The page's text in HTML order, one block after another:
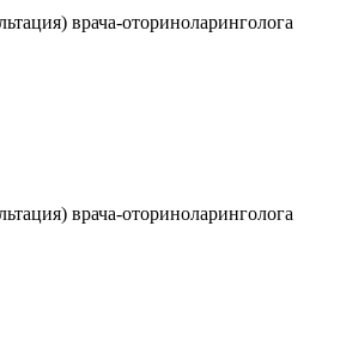
врача-оториноларинголога
врача-оториноларинголога